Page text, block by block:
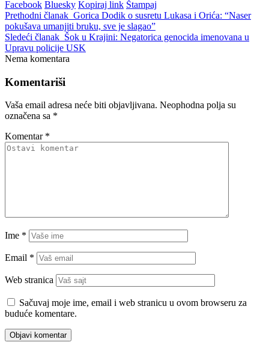
Facebook Bluesky Kopiraj link Štampaj
Prethodni članak Gorica Dodik o susretu Lukasa i Orića: “Naser
pokušava umanjiti bruku, sve je slagao”
Sledeći članak Šok u Krajini: Negatorica genocida imenovana u
Upravu policije USK
Nema komentara
Komentariši
Vaša email adresa neće biti objavljivana. Neophodna polja su
označena sa *
Komentar *
Ime *
Email *
Web stranica
Sačuvaj moje ime, email i web stranicu u ovom browseru za
buduće komentare.